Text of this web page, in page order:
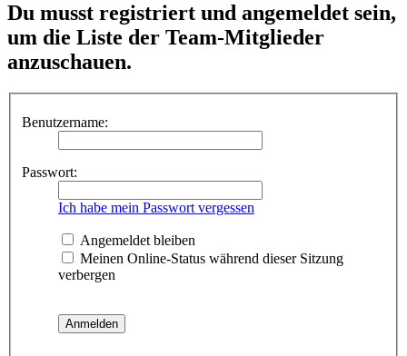
Du musst registriert und angemeldet sein,
um die Liste der Team-Mitglieder
anzuschauen.
Benutzername:
Passwort:
Ich habe mein Passwort vergessen
Angemeldet bleiben
Meinen Online-Status während dieser Sitzung
verbergen